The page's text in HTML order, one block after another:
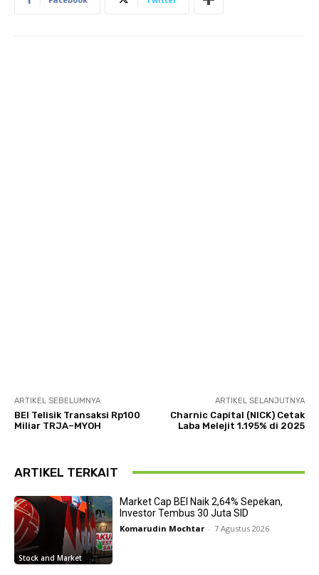
ARTIKEL SEBELUMNYA
BEI Telisik Transaksi Rp100
Miliar TRJA–MYOH
ARTIKEL SELANJUTNYA
Charnic Capital (NICK) Cetak
Laba Melejit 1.195% di 2025
ARTIKEL TERKAIT
Stock and Market
Market Cap BEI Naik 2,64% Sepekan,
Investor Tembus 30 Juta SID
Komarudin Mochtar - 7 Agustus 2026